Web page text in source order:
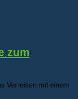
zum
Verreisen mit einem